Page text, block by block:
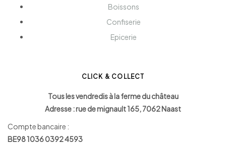
Boissons
Confiserie
Epicerie
CLICK & COLLECT
Tous les vendredis à la ferme du château
Adresse : rue de mignault 165, 7062 Naast
Compte bancaire :
BE98 1036 0392 4593